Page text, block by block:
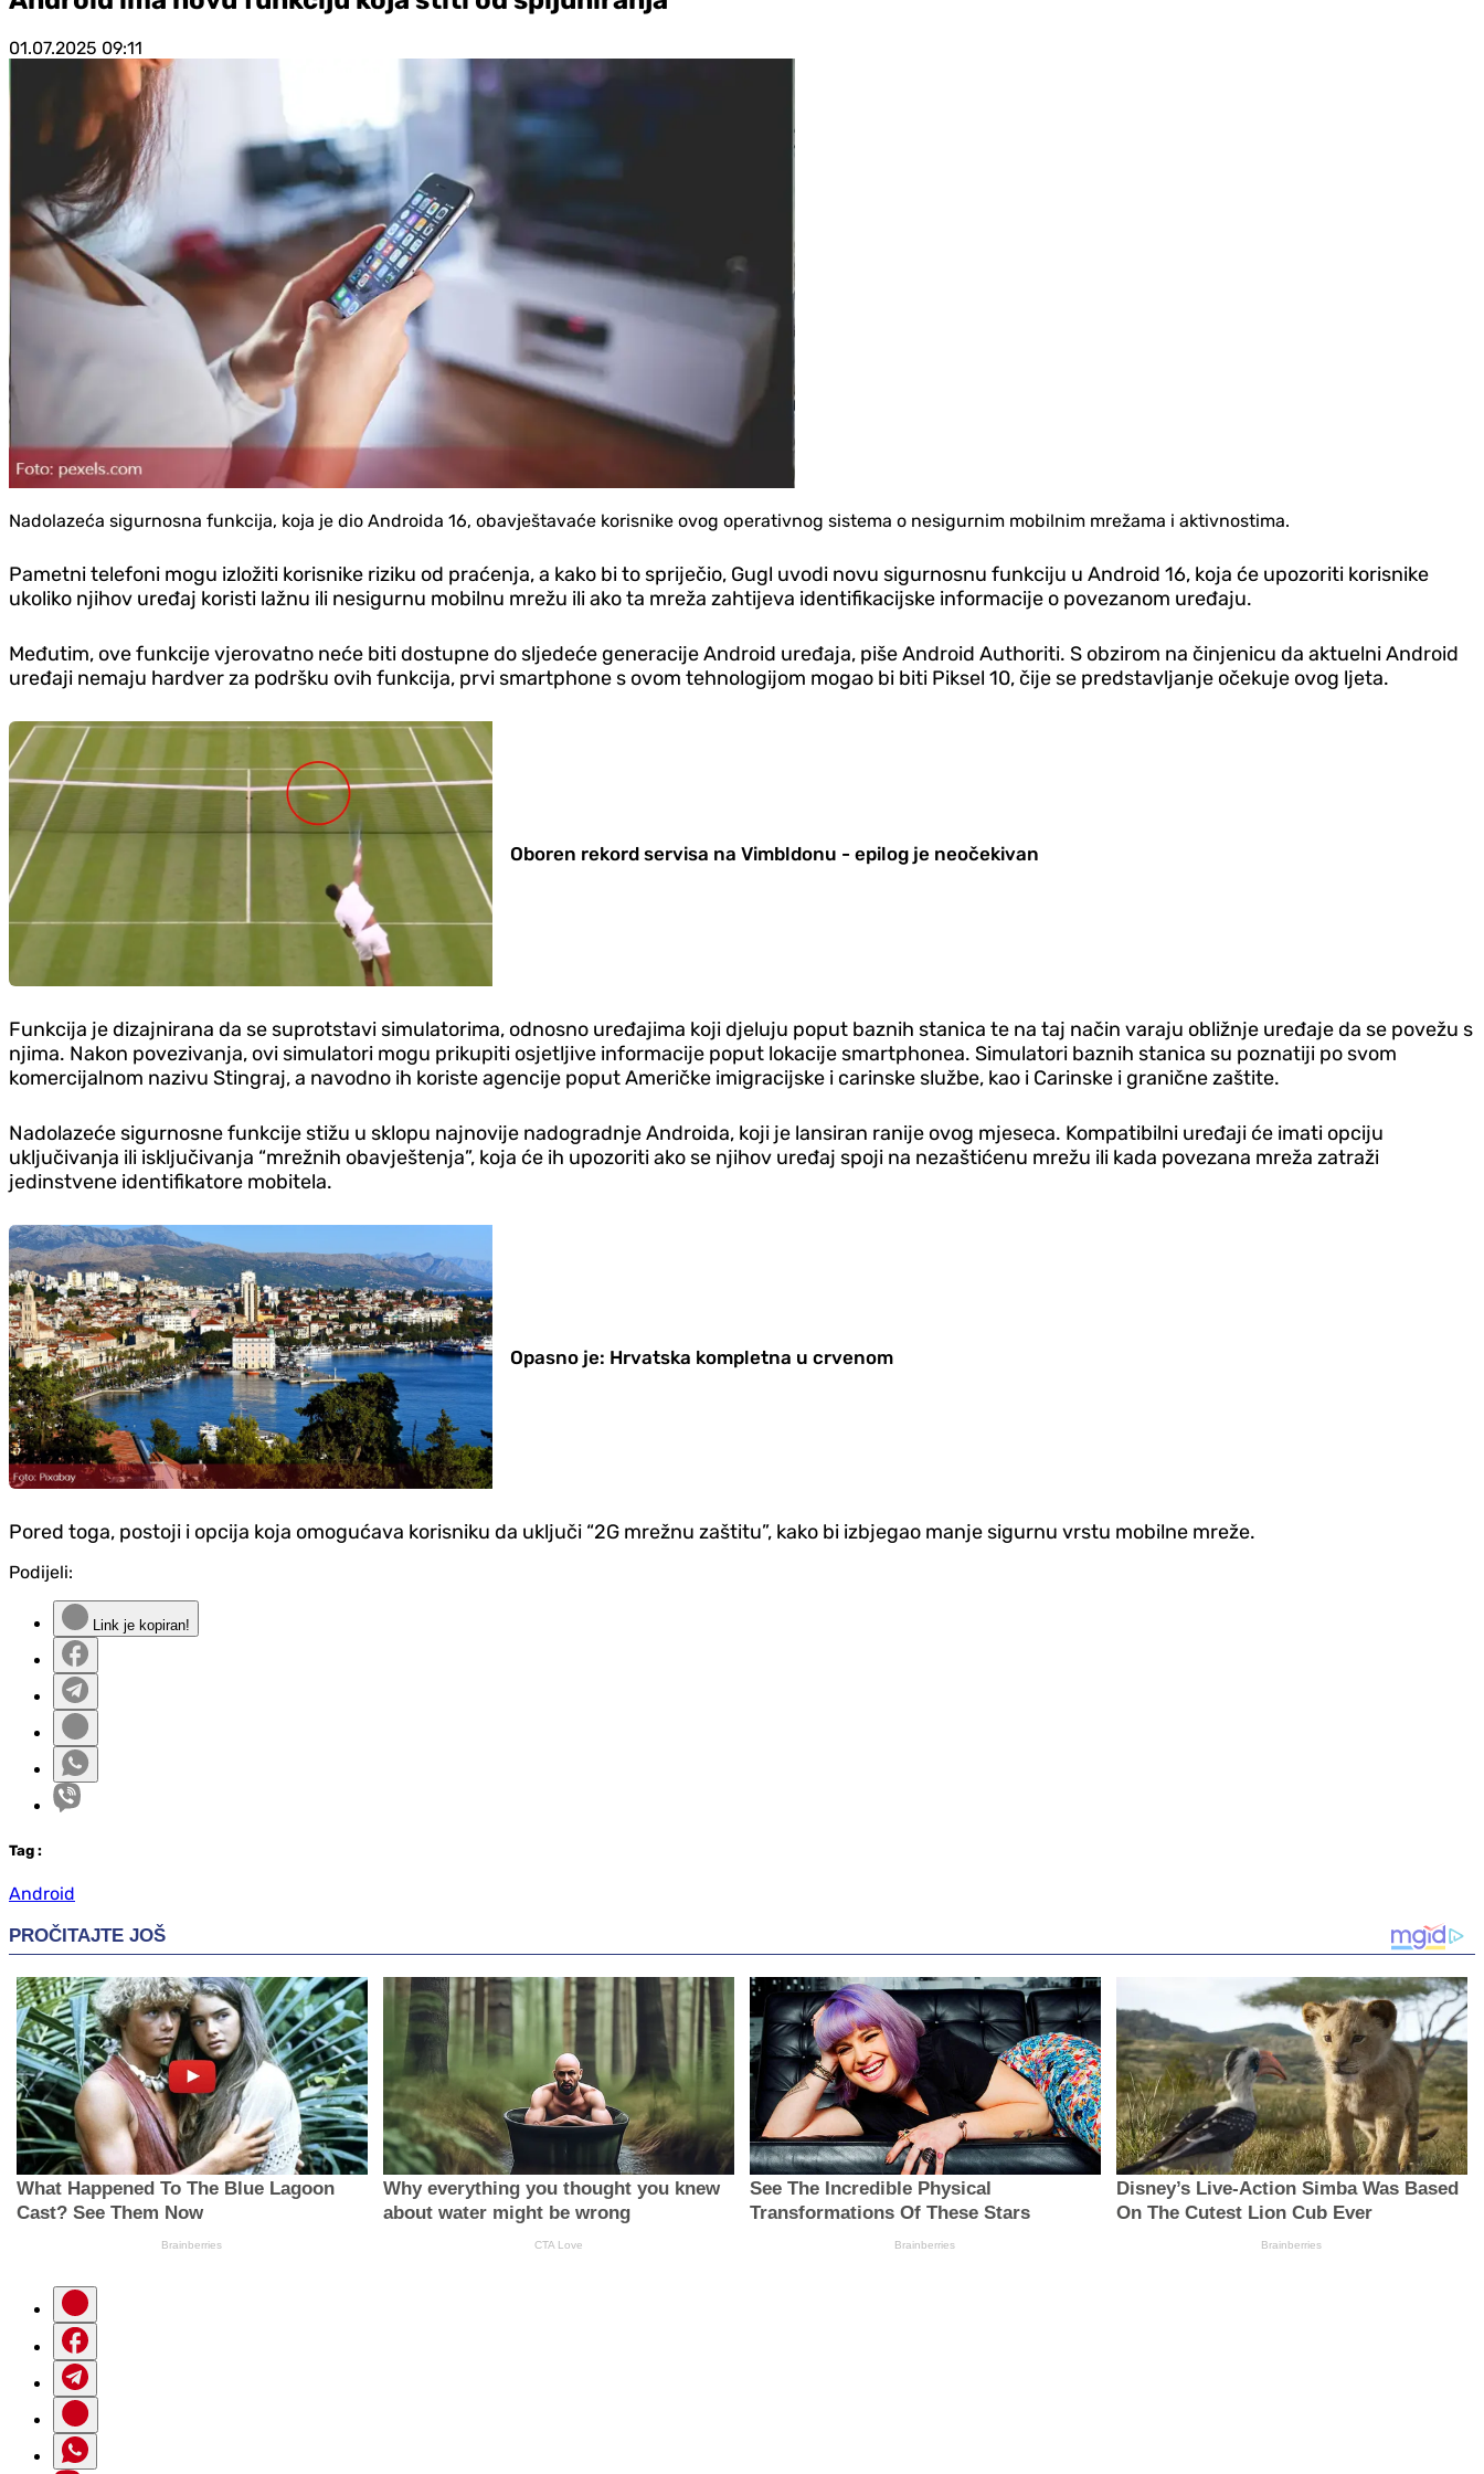
01.07.2025 09:11
Nadolazeća sigurnosna funkcija, koja je dio Androida 16, obavještavaće korisnike ovog operativnog sistema o nesigurnim mobilnim mrežama i aktivnostima.
Pametni telefoni mogu izložiti korisnike riziku od praćenja, a kako bi to spriječio, Gugl uvodi novu sigurnosnu funkciju u Android 16, koja će upozoriti korisnike
ukoliko njihov uređaj koristi lažnu ili nesigurnu mobilnu mrežu ili ako ta mreža zahtijeva identifikacijske informacije o povezanom uređaju.
Međutim, ove funkcije vjerovatno neće biti dostupne do sljedeće generacije Android uređaja, piše Android Authoriti. S obzirom na činjenicu da aktuelni Android
uređaji nemaju hardver za podršku ovih funkcija, prvi smartphone s ovom tehnologijom mogao bi biti Piksel 10, čije se predstavljanje očekuje ovog ljeta.
Oboren rekord servisa na Vimbldonu - epilog je neočekivan
Funkcija je dizajnirana da se suprotstavi simulatorima, odnosno uređajima koji djeluju poput baznih stanica te na taj način varaju obližnje uređaje da se povežu s
njima. Nakon povezivanja, ovi simulatori mogu prikupiti osjetljive informacije poput lokacije smartphonea. Simulatori baznih stanica su poznatiji po svom
komercijalnom nazivu Stingraj, a navodno ih koriste agencije poput Američke imigracijske i carinske službe, kao i Carinske i granične zaštite.
Nadolazeće sigurnosne funkcije stižu u sklopu najnovije nadogradnje Androida, koji je lansiran ranije ovog mjeseca. Kompatibilni uređaji će imati opciju
uključivanja ili isključivanja “mrežnih obavještenja”, koja će ih upozoriti ako se njihov uređaj spoji na nezaštićenu mrežu ili kada povezana mreža zatraži
jedinstvene identifikatore mobitela.
Opasno je: Hrvatska kompletna u crvenom
Pored toga, postoji i opcija koja omogućava korisniku da uključi “2G mrežnu zaštitu”, kako bi izbjegao manje sigurnu vrstu mobilne mreže.
Podijeli:
Link je kopiran!
Tag :
Android